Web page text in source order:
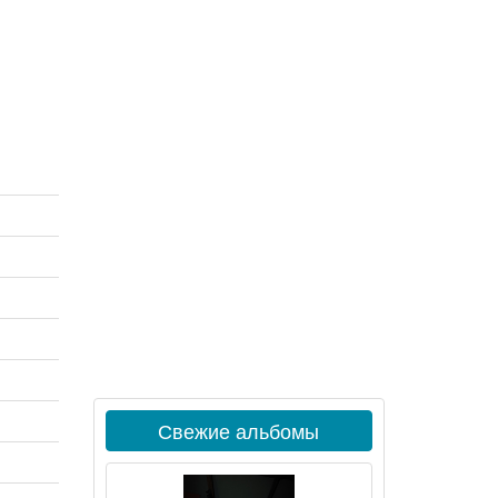
Свежие альбомы